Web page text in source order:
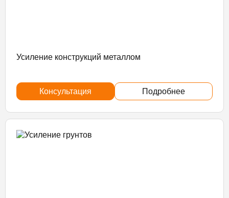
Усиление конструкций металлом
Консультация Подробнее